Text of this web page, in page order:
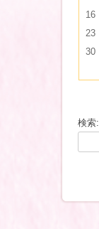
16
23
30
検索: